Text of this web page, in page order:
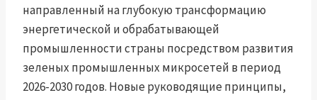
направленный на глубокую трансформацию
энергетической и обрабатывающей
промышленности страны посредством развития
зеленых промышленных микросетей в период
2026-2030 годов. Новые руководящие принципы,